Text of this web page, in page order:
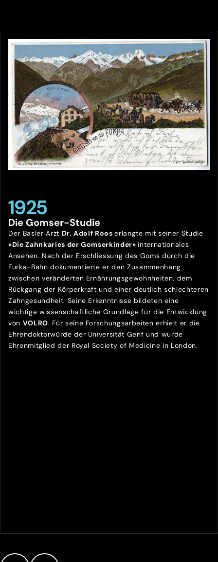
1925
Die Gomser-Studie
Der Basler Arzt Dr. Adolf Rooserlangte mit seiner Studie
«Die Zahnkaries der Gomserkinder» internationales
Ansehen. Nach der Erschliessung des Goms durch die
Furka-Bahn dokumentierte er den Zusammenhang
zwischen veränderten Ernährungsgewohnheiten, dem
Rückgang der Körperkraft und einer deutlich schlechteren
Zahngesundheit. Seine Erkenntnisse bildeten eine
wichtige wissenschaftliche Grundlage für die Entwicklung
von VOLRO. Für seine Forschungsarbeiten erhielt er die
Ehrendoktorwürde der Universität Genf und wurde
Ehrenmitglied der Royal Society of Medicine in London.